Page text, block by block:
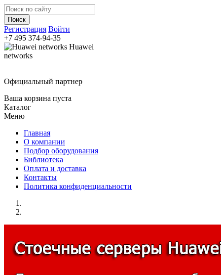
Регистрация Войти
+7 495 374-94-35
Huawei
networks
Официальный партнер
Ваша корзина пуста
Каталог
Меню
Главная
О компании
Подбор оборудования
Библиотека
Оплата и доставка
Контакты
Политика конфиденциальности